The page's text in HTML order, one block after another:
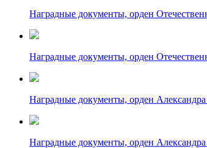
Наградные документы, орден
Наградные документы, орден
Наградные документы, орден Александра
Наградные документы, орден Александра